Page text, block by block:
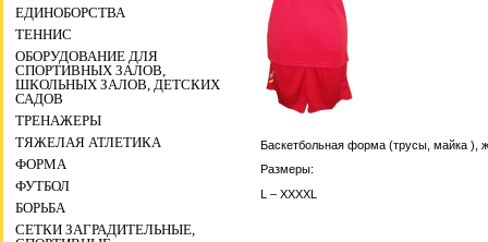
ЕДИНОБОРСТВА
ТЕННИС
ОБОРУДОВАНИЕ ДЛЯ
СПОРТИВНЫХ ЗАЛОВ,
ШКОЛЬНЫХ ЗАЛОВ, ДЕТСКИХ
САДОВ
ТРЕНАЖЕРЫ
ТЯЖЕЛАЯ АТЛЕТИКА
ФОРМА
ФУТБОЛ
БОРЬБА
СЕТКИ ЗАГРАДИТЕЛЬНЫЕ,
Баскетбольная форма (трусы, майка ),
Размеры:
L – ХХХХL